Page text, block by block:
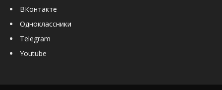
ВКонтакте
Одноклассники
Telegram
Youtube